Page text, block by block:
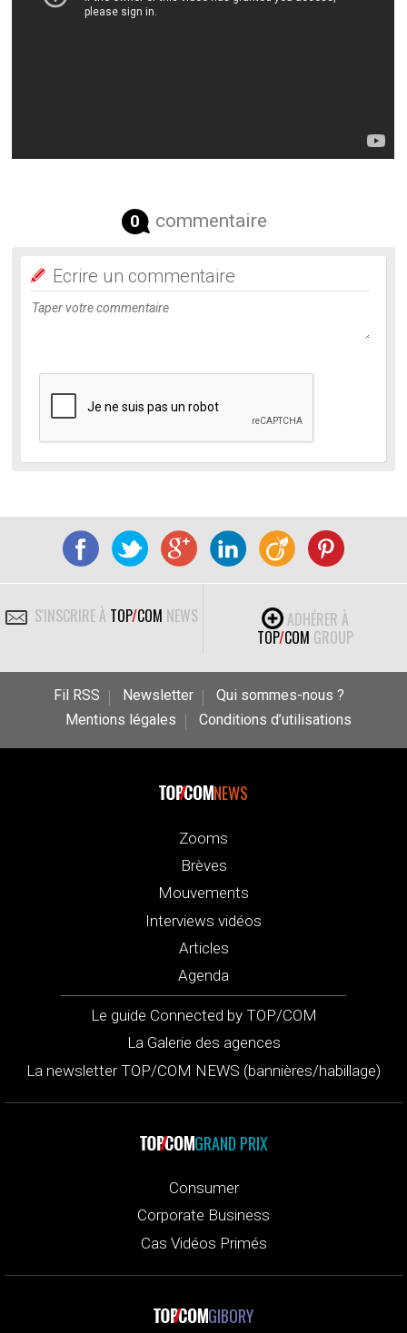
0 commentaire
Ecrire un commentaire
S'INSCRIRE À TOP/COM NEWS
ADHÉRER À
TOP/COM GROUP
Fil RSS Newsletter
Qui sommes-nous ?
Mentions légales
Conditions d’utilisations
NEWS
Zooms
Brèves
Mouvements
Interviews vidéos
Articles
Agenda
Le guide Connected by TOP/COM
La Galerie des agences
La newsletter TOP/COM NEWS (bannières/habillage)
GRAND PRIX
Consumer
Corporate Business
Cas Vidéos Primés
GIBORY